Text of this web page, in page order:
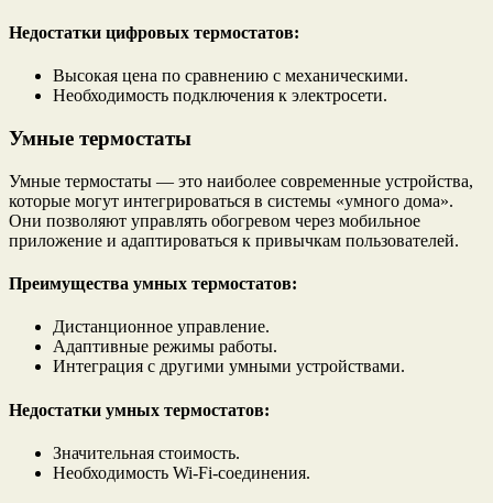
Недостатки цифровых термостатов:
Высокая цена по сравнению с механическими.
Необходимость подключения к электросети.
Умные термостаты
Умные термостаты — это наиболее современные устройства,
которые могут интегрироваться в системы «умного дома».
Они позволяют управлять обогревом через мобильное
приложение и адаптироваться к привычкам пользователей.
Преимущества умных термостатов:
Дистанционное управление.
Адаптивные режимы работы.
Интеграция с другими умными устройствами.
Недостатки умных термостатов:
Значительная стоимость.
Необходимость Wi-Fi-соединения.